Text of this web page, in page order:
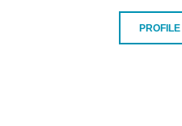
PROFILE